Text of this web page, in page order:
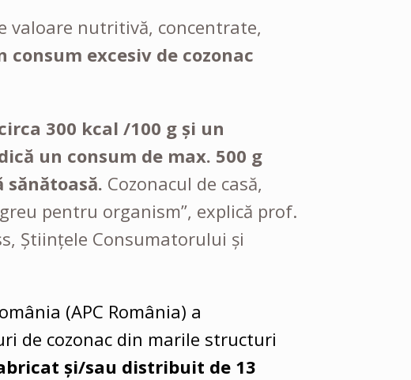
valoare nutritivă, concentrate,
consum excesiv de cozonac
300 kcal /100 g și un
un consum de max. 500 g
Cozonacul de casă,
pentru organism”, explică prof.
Științele Consumatorului și
(APC România) a
de cozonac din marile structuri
și/sau distribuit de 13